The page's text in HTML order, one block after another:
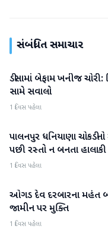
સંબંધિત સમાચાર
બનાસકાંઠા
ડીસામાં બેફામ ખનીજ ચોરી:
સામે સવાલો
1 દિવસ પહેલા
બનાસકાંઠા
પાલનપુર ધનિયાણા
પછી રસ્તો ન બનતા હાલાકી
1 દિવસ પહેલા
બનાસકાંઠા
ઓગડ દેવ દરબારના મહંત
જામીન પર મુક્તિ
1 દિવસ પહેલા